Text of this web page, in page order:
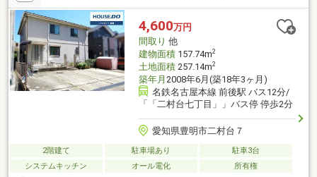
幼稚園：徒歩約7分■大蔵池公園：2分些細なことでも、ハウスド
ゥ 東郷まで、お気軽にお問合せ下さい♪
4,600万円
間取り 他
建物面積157.74m2
土地面積257.14m2
築年月 2008年6月(築18年3ヶ月)
名鉄名古屋本線 前後駅 バス12分/
「「二村台七丁目」」バス停 停歩2分
愛知県豊明市二村台７
2階建て 駐車場あり
駐車3台
システムキッチン
オール電化 所有権